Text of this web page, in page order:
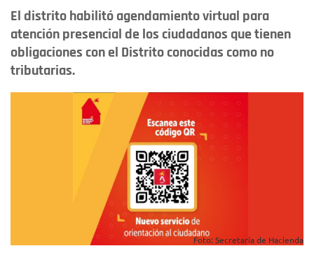
El distrito habilitó agendamiento virtual para
atención presencial de los ciudadanos que tienen
obligaciones con el Distrito conocidas como no
tributarias.
Foto: Secretaría de Hacienda